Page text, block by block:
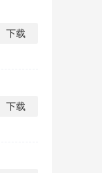
下载
下载